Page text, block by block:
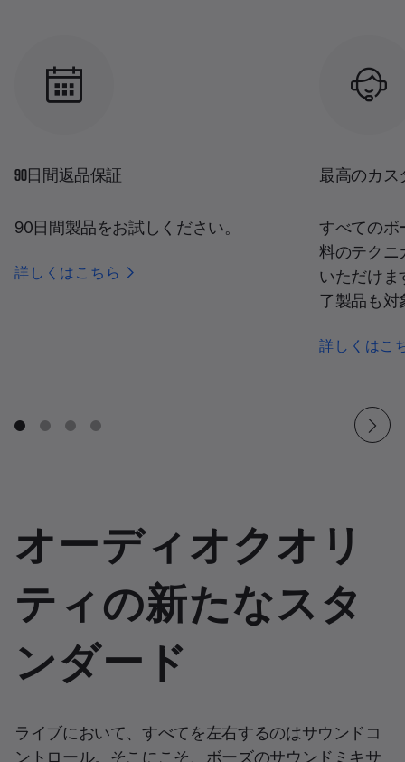
90日間返品保証
90日間製品をお試しください。
詳しくはこちら
最高のカス
すべてのボ
料のテクニ
いただけま
了製品も対
詳しくはこ
オーディオクオリ
ティの新たなスタ
ンダード
ライブにおいて、すべてを左右するのはサウンドコ
ントロール。そこにこそ、ボーズのサウンドミキサ